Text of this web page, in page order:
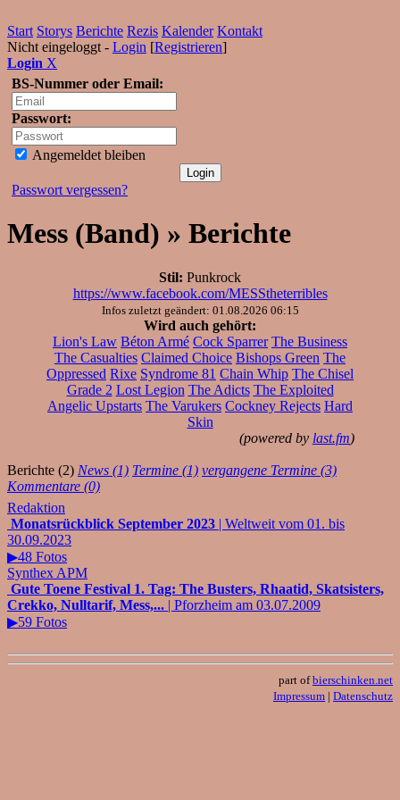
Start Storys Berichte Rezis Kalender Kontakt
Nicht eingeloggt - Login [Registrieren]
Login X
BS-Nummer oder Email:
Passwort:
Angemeldet bleiben
Passwort vergessen?
Mess (Band) » Berichte
Stil: Punkrock
https://www.facebook.com/MESStheterribles
Infos zuletzt geändert: 01.08.2026 06:15
Wird auch gehört:
Lion's Law Béton Armé Cock Sparrer The Business
The Casualties Claimed Choice Bishops Green The
Oppressed Rixe Syndrome 81 Chain Whip The Chisel
Grade 2 Lost Legion The Adicts The Exploited
Angelic Upstarts The Varukers Cockney Rejects Hard
Skin
(powered by last.fm)
Berichte (2) News (1) Termine (1) vergangene Termine (3)
Kommentare (0)
Redaktion
Monatsrückblick September 2023 | Weltweit vom 01. bis
30.09.2023
▶48 Fotos
Synthex APM
Gute Toene Festival 1. Tag: The Busters, Rhaatid, Skatsisters,
Crekko, Nulltarif, Mess,... | Pforzheim am 03.07.2009
▶59 Fotos
part ofbierschinken.net
Impressum | Datenschutz